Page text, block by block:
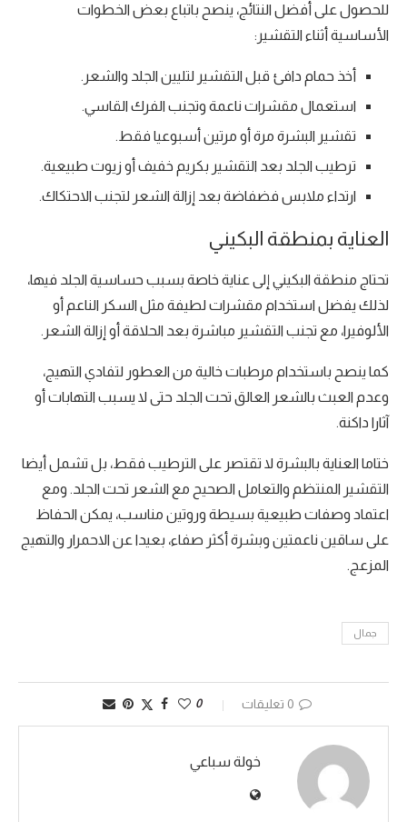
للحصول على أفضل النتائج، ينصح باتباع بعض الخطوات
الأساسية أثناء التقشير:
أخذ حمام دافئ قبل التقشير لتليين الجلد والشعر.
استعمال مقشرات ناعمة وتجنب الفرك القاسي.
تقشير البشرة مرة أو مرتين أسبوعيا فقط.
ترطيب الجلد بعد التقشير بكريم خفيف أو زيوت طبيعية.
ارتداء ملابس فضفاضة بعد إزالة الشعر لتجنب الاحتكاك.
العناية بمنطقة البكيني
تحتاج منطقة البكيني إلى عناية خاصة بسبب حساسية الجلد فيها،
لذلك يفضل استخدام مقشرات لطيفة مثل السكر الناعم أو
الألوفيرا، مع تجنب التقشير مباشرة بعد الحلاقة أو إزالة الشعر.
كما ينصح باستخدام مرطبات خالية من العطور لتفادي التهيج،
وعدم العبث بالشعر العالق تحت الجلد حتى لا يسبب التهابات أو
آثارا داكنة.
ختاما العناية بالبشرة لا تقتصر على الترطيب فقط، بل تشمل أيضا
التقشير المنتظم والتعامل الصحيح مع الشعر تحت الجلد. ومع
اعتماد وصفات طبيعية بسيطة وروتين مناسب، يمكن الحفاظ
على ساقين ناعمتين وبشرة أكثر صفاء، بعيدا عن الاحمرار والتهيج
المزعج.
جمال
0 تعليقات 0
خولة سباعي